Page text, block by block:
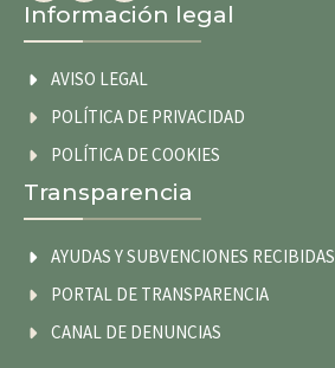
Información legal
AVISO LEGAL
POLÍTICA DE PRIVACIDAD
POLÍTICA DE COOKIES
Transparencia
AYUDAS Y SUBVENCIONES RECIBIDAS
PORTAL DE TRANSPARENCIA
CANAL DE DENUNCIAS